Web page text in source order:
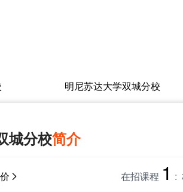
明尼苏达大学双城分校
城分校简介
在招课程 1 :